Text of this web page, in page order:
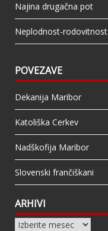
Najina drugačna pot
Neplodnost-rodovitnost
POVEZAVE
Dekanija Maribor
Katoliška Cerkev
Nadškofija Maribor
Slovenski frančiškani
ARHIVI
Arhivi